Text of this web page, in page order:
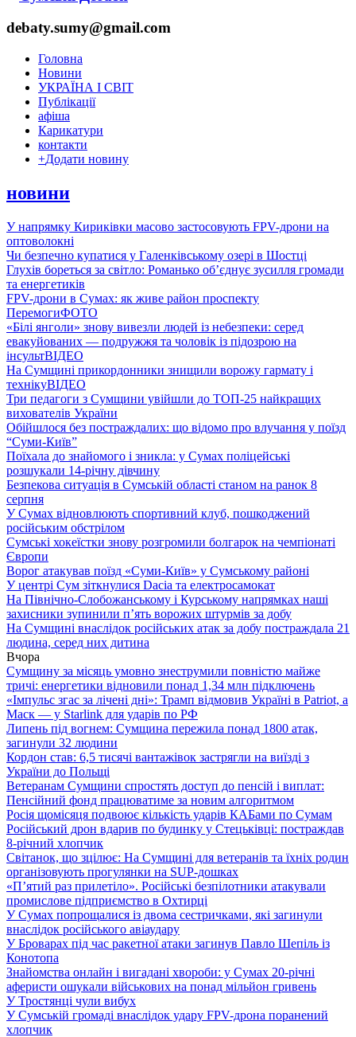
debaty.sumy@gmail.com
Головна
Новини
УКРАЇНА І СВІТ
Публікації
афіша
Карикатури
контакти
+Додати новину
новини
У напрямку Кириківки масово застосовують FPV-дрони на
оптоволокні
Чи безпечно купатися у Галенківському озері в Шостці
Глухів бореться за світло: Романько об’єднує зусилля громади
та енергетиків
FPV-дрони в Сумах: як живе район проспекту
ПеремогиФОТО
«Білі янголи» знову вивезли людей із небезпеки: серед
евакуйованих — подружжя та чоловік із підозрою на
інсультВІДЕО
На Сумщині прикордонники знищили ворожу гармату і
технікуВІДЕО
Три педагоги з Сумщини увійшли до ТОП-25 найкращих
вихователів України
Обійшлося без постраждалих: що відомо про влучання у поїзд
“Суми-Київ”
Поїхала до знайомого і зникла: у Сумах поліцейські
розшукали 14-річну дівчину
Безпекова ситуація в Сумській області станом на ранок 8
серпня
У Сумах відновлюють спортивний клуб, пошкоджений
російським обстрілом
Сумські хокеїстки знову розгромили болгарок на чемпіонаті
Європи
Ворог атакував поїзд «Суми-Київ» у Сумському районі
У центрі Сум зіткнулися Dacia та електросамокат
На Північно-Слобожанському і Курському напрямках наші
захисники зупинили п’ять ворожих штурмів за добу
На Сумщині внаслідок російських атак за добу постраждала 21
людина, серед них дитина
Вчора
Сумщину за місяць умовно знеструмили повністю майже
тричі: енергетики відновили понад 1,34 млн підключень
«Імпульс згас за лічені дні»: Трамп відмовив Україні в Patriot, а
Маск — у Starlink для ударів по РФ
Липень під вогнем: Сумщина пережила понад 1800 атак,
загинули 32 людини
Кордон став: 6,5 тисячі вантажівок застрягли на виїзді з
України до Польщі
Ветеранам Сумщини спростять доступ до пенсій і виплат:
Пенсійний фонд працюватиме за новим алгоритмом
Росія щомісяця подвоює кількість ударів КАБами по Сумам
Російський дрон вдарив по будинку у Стецьківці: постраждав
8-річний хлопчик
Світанок, що зцілює: На Сумщині для ветеранів та їхніх родин
організовують прогулянки на SUP-дошках
«П’ятий раз прилетіло». Російські безпілотники атакували
промислове підприємство в Охтирці
У Сумах попрощалися із двома сестричками, які загинули
внаслідок російського авіаудару
У Броварах під час ракетної атаки загинув Павло Шепіль із
Конотопа
Знайомства онлайн і вигадані хвороби: у Сумах 20-річні
аферисти ошукали військових на понад мільйон гривень
У Тростянці чули вибух
У Сумській громаді внаслідок удару FPV-дрона поранений
хлопчик